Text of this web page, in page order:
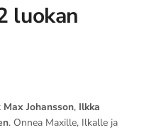
luokan
Max Johansson, Ilkka
. Onnea Maxille, Ilkalle ja